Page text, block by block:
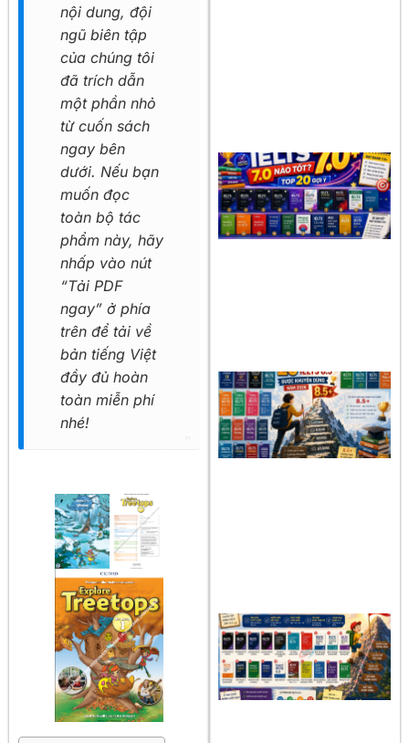
nội dung, đội
ngũ biên tập
của chúng tôi
đã trích dẫn
một phần nhỏ
từ cuốn sách
ngay bên
dưới. Nếu bạn
muốn đọc
toàn bộ tác
phẩm này, hãy
nhấp vào nút
“Tải PDF
ngay” ở phía
trên để tải về
bản tiếng Việt
đầy đủ hoàn
toàn miễn phí
nhé!